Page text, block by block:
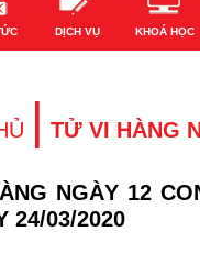
DỊCH VỤ KHOÁ HỌC
| TỬ VI HÀNG
NGÀY 12
24/03/2020